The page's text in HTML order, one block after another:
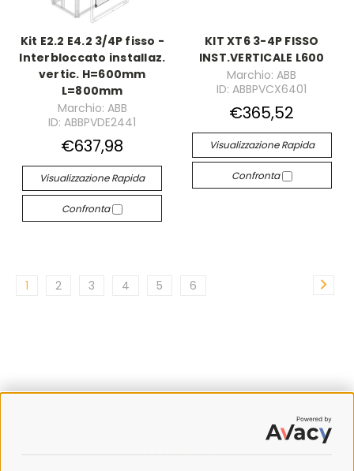
Kit E2.2 E4.2 3/4P fisso -
Interbloccato installaz.
vertic. H=600mm
L=800mm
Marchio: ABB
ID: ABBPVDE2441
€637,98
Visualizzazione Rapida
Confronta
KIT XT6 3-4P FISSO
INST.VERTICALE L600
Marchio: ABB
ID: ABBPVCX6401
€365,52
Visualizzazione Rapida
Confronta
1 2 3 4 5 6
SPEDIZIONI